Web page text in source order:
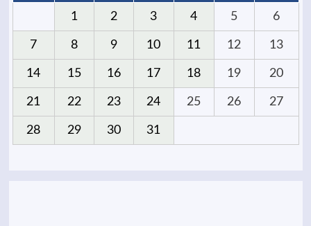
1 2 3 4 5 6
7 8 9 10 11 12 13
14 15 16 17 18 19 20
21 22 23 24 25 26 27
28 29 30 31